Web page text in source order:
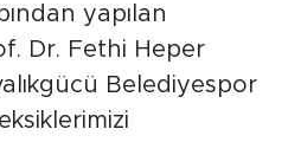
yapılan
Dr. Fethi Heper
Belediyespor